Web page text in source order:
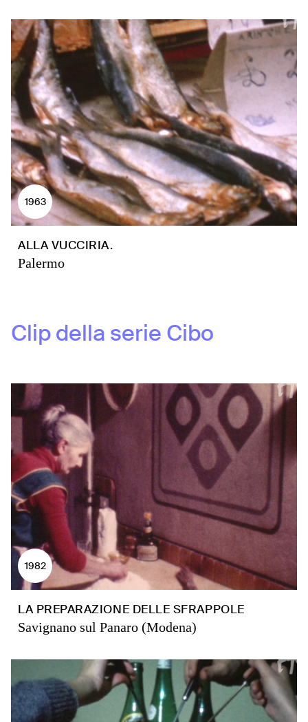
1963
ALLA VUCCIRIA.
Palermo
Clip della serie Cibo
1982
LA PREPARAZIONE DELLE SFRAPPOLE
Savignano sul Panaro (Modena)